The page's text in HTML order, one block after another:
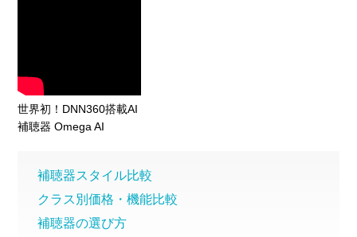
世界初！DNN360搭載AI
補聴器 Omega AI
補聴器スタイル比較
クラス別価格・機能比較
補聴器の選び方